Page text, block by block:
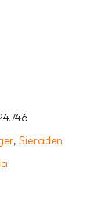
, Sieraden